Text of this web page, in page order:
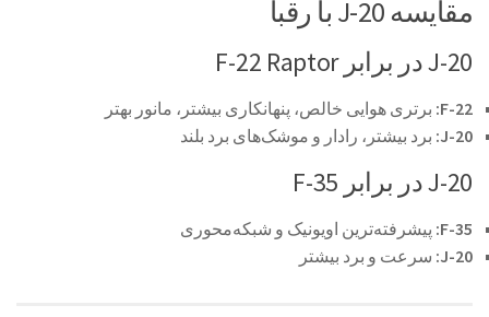
مقایسه J-20 با رقبا
J-20 در برابر F-22 Raptor
F-22: برتری هوایی خالص، پنهانکاری بیشتر، مانور بهتر
J-20: برد بیشتر، رادار و موشک‌های برد بلند
J-20 در برابر F-35
F-35: پیشرفته‌ترین اویونیک و شبکه‌محوری
J-20: سرعت و برد بیشتر